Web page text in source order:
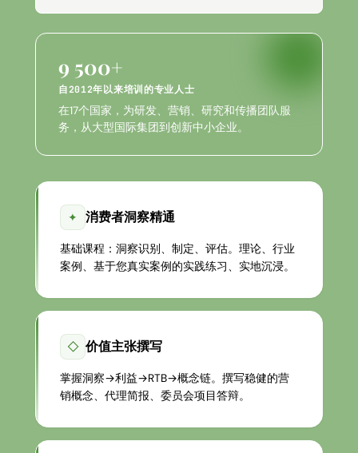
9 500+
自2012年以来培训的专业人士
在17个国家，为研发、营销、研究和传播团队服
务，从大型国际集团到创新中小企业。
✦ 消费者洞察精通
基础课程：洞察识别、制定、评估。理论、行业
案例、基于您真实案例的实践练习、实地沉浸。
◇ 价值主张撰写
掌握洞察→利益→RTB→概念链。撰写稳健的营
销概念、代理简报、委员会项目答辩。